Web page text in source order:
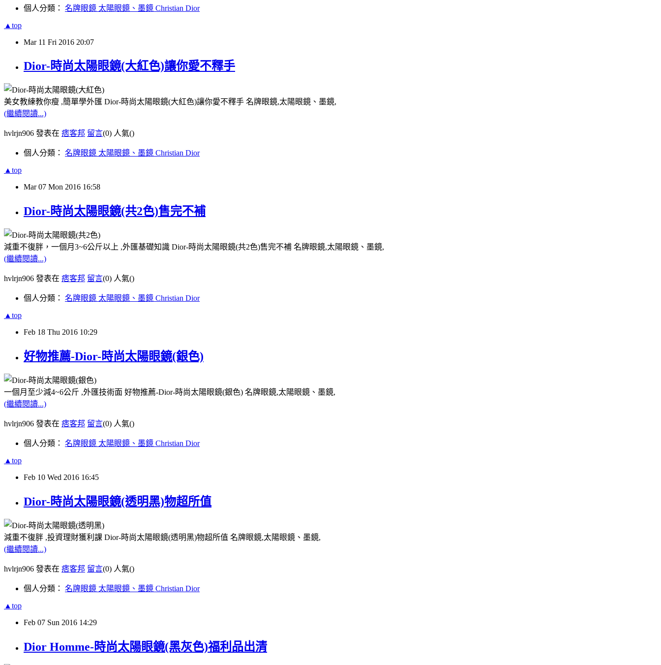
個人分類： 名牌眼鏡 太陽眼鏡、墨鏡 Christian Dior
▲top
Mar 11 Fri 2016 20:07
Dior-時尚太陽眼鏡(大紅色)讓你愛不釋手
美女教練教你瘦 ,簡單學外匯 Dior-時尚太陽眼鏡(大紅色)讓你愛不釋手 名牌眼鏡,太陽眼鏡、墨鏡,
(繼續閱讀...)
hvlrjn906 發表在 痞客邦 留言(0) 人氣()
個人分類： 名牌眼鏡 太陽眼鏡、墨鏡 Christian Dior
▲top
Mar 07 Mon 2016 16:58
Dior-時尚太陽眼鏡(共2色)售完不補
減重不復胖，一個月3~6公斤以上 ,外匯基礎知識 Dior-時尚太陽眼鏡(共2色)售完不補 名牌眼鏡,太陽眼鏡、墨鏡,
(繼續閱讀...)
hvlrjn906 發表在 痞客邦 留言(0) 人氣()
個人分類： 名牌眼鏡 太陽眼鏡、墨鏡 Christian Dior
▲top
Feb 18 Thu 2016 10:29
好物推薦-Dior-時尚太陽眼鏡(銀色)
一個月至少減4~6公斤 ,外匯技術面 好物推薦-Dior-時尚太陽眼鏡(銀色) 名牌眼鏡,太陽眼鏡、墨鏡,
(繼續閱讀...)
hvlrjn906 發表在 痞客邦 留言(0) 人氣()
個人分類： 名牌眼鏡 太陽眼鏡、墨鏡 Christian Dior
▲top
Feb 10 Wed 2016 16:45
Dior-時尚太陽眼鏡(透明黑)物超所值
減重不復胖 ,投資理財獲利課 Dior-時尚太陽眼鏡(透明黑)物超所值 名牌眼鏡,太陽眼鏡、墨鏡,
(繼續閱讀...)
hvlrjn906 發表在 痞客邦 留言(0) 人氣()
個人分類： 名牌眼鏡 太陽眼鏡、墨鏡 Christian Dior
▲top
Feb 07 Sun 2016 14:29
Dior Homme-時尚太陽眼鏡(黑灰色)福利品出清